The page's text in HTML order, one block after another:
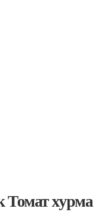
Томат хурма